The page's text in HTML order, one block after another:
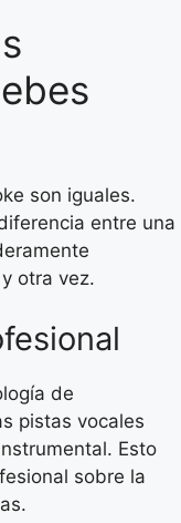
son iguales.
entre una
otra vez.
de
pistas vocales
Esto
sobre la